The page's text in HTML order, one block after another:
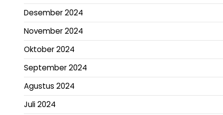
Desember 2024
November 2024
Oktober 2024
September 2024
Agustus 2024
Juli 2024